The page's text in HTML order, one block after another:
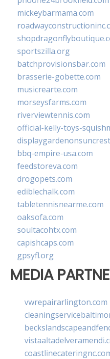
mickeybarmama.com
sportszilla.org
batchprovisionsbar.com
brasserie-gobette.com
musicrearte.com
morseysfarms.com
riverviewtennis.com
official-kelly-toys-
bbq-empire-usa.com
feedstoreva.com
drogopets.com
ediblechalk.com
tabletennisnearme.com
oaksofa.com
soultacohtx.com
capishcaps.com
gpsyfl.org
MEDIA
vwrepairarlington.com